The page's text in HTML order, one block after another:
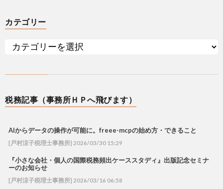
カテゴリー
税務記事（事務所ＨＰへ飛びます）
AIからデータの操作が可能に。freee-mcpの始め方・できること
[戸村涼子税理士事務所] 2026/03/30 15:29
『小さな会社・個人の国際税務頻出ケーススタディ』出版記念セミナ
ーのお知らせ
[戸村涼子税理士事務所] 2026/03/16 06:58